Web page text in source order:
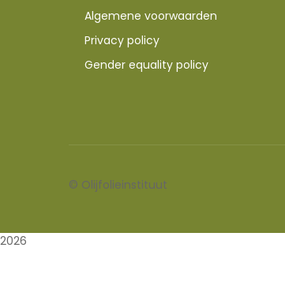
Algemene voorwaarden
Privacy policy
Gender equality policy
© Olijfolieinstituut
2026